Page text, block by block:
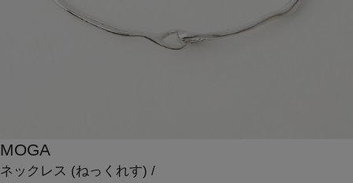
MOGA
ネックレス (ねっくれす) /